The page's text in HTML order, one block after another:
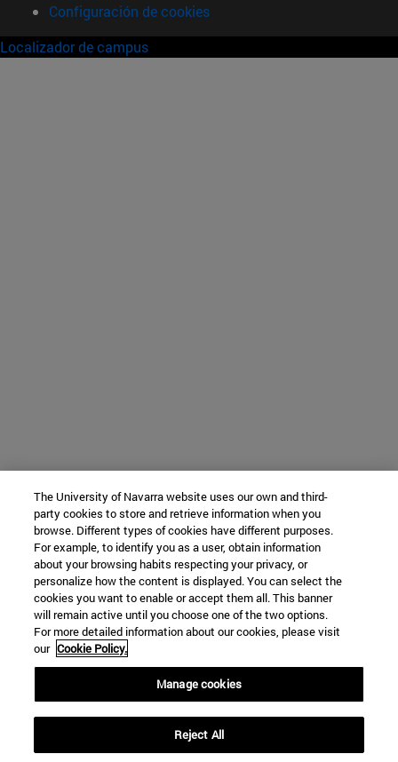
Configuración de cookies
Localizador de campus
The University of Navarra website uses our own and third-
party cookies to store and retrieve information when you
browse. Different types of cookies have different purposes.
For example, to identify you as a user, obtain information
about your browsing habits respecting your privacy, or
personalize how the content is displayed. You can select the
cookies you want to enable or accept them all. This banner
will remain active until you choose one of the two options.
For more detailed information about our cookies, please visit
our Cookie Policy.
Manage cookies
Reject All